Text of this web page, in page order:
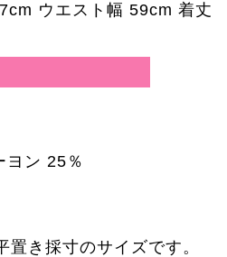
ウエスト幅 59cm 着丈
ヨン 25％
き採寸のサイズです。